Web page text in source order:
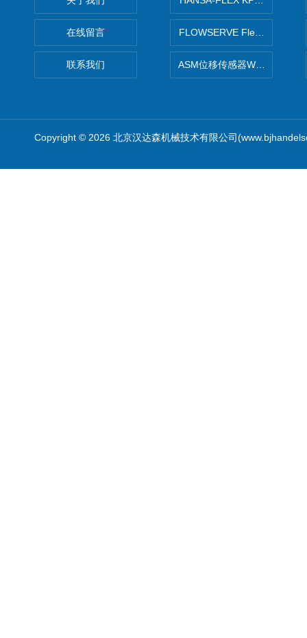
在线留言
联系我们
FLOWSERVE Flex Wedge闸
ASM位移传感器WS10-750
Copyright © 2026 北京汉达森机械技术有限公司